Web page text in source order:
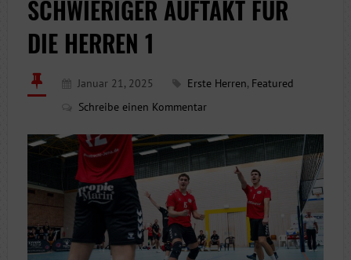
SCHWIERIGER AUFTAKT FÜR
DIE HERREN 1
Januar 21, 2025 Erste Herren, Featured
Schreibe einen Kommentar